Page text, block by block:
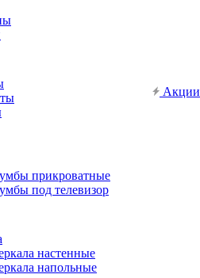
прикроватные
под телевизор
настенные
напольные
Акции